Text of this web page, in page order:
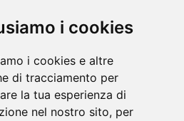
i cookies
i cookies e altre
di tracciamento per
la tua esperienza di
nel nostro sito, per
6, Torino